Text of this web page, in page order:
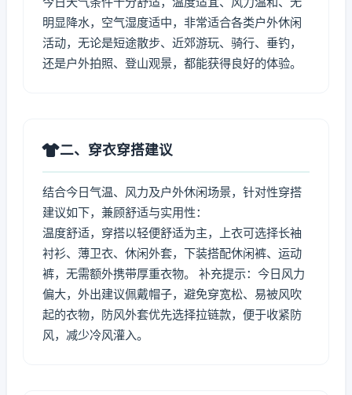
明显降水，空气湿度适中，非常适合各类户外休闲
活动，无论是短途散步、近郊游玩、骑行、垂钓，
还是户外拍照、登山观景，都能获得良好的体验。
二、穿衣穿搭建议
结合今日气温、风力及户外休闲场景，针对性穿搭
建议如下，兼顾舒适与实用性：
温度舒适，穿搭以轻便舒适为主，上衣可选择长袖
衬衫、薄卫衣、休闲外套，下装搭配休闲裤、运动
裤，无需额外携带厚重衣物。 补充提示：今日风力
偏大，外出建议佩戴帽子，避免穿宽松、易被风吹
起的衣物，防风外套优先选择拉链款，便于收紧防
风，减少冷风灌入。